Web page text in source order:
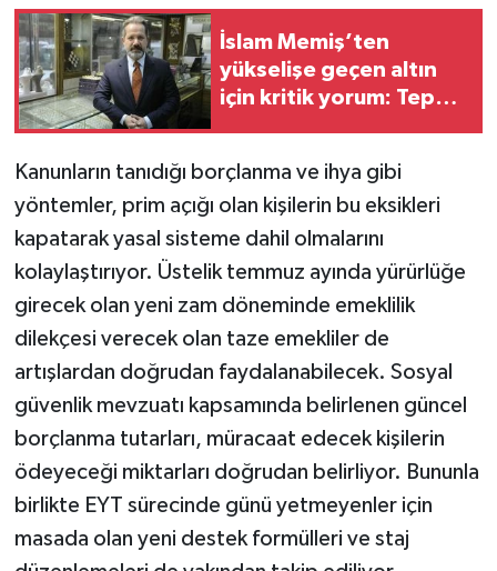
İslam Memiş’ten
yükselişe geçen altın
için kritik yorum: Tepki
Kanunların tanıdığı borçlanma ve ihya gibi
yöntemler, prim açığı olan kişilerin bu eksikleri
kapatarak yasal sisteme dahil olmalarını
kolaylaştırıyor. Üstelik temmuz ayında yürürlüğe
girecek olan yeni zam döneminde emeklilik
dilekçesi verecek olan taze emekliler de
artışlardan doğrudan faydalanabilecek. Sosyal
güvenlik mevzuatı kapsamında belirlenen güncel
borçlanma tutarları, müracaat edecek kişilerin
ödeyeceği miktarları doğrudan belirliyor. Bununla
birlikte EYT sürecinde günü yetmeyenler için
masada olan yeni destek formülleri ve staj